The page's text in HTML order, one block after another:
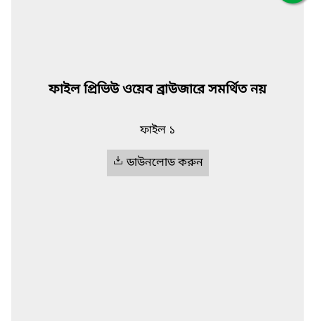
ফাইল প্রিভিউ ওয়েব ব্রাউজারে সমর্থিত নয়
ফাইল ১
ডাউনলোড করুন